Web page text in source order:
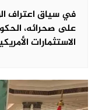
في سياق اعتراف
على صحرائه،
الاستثمارات